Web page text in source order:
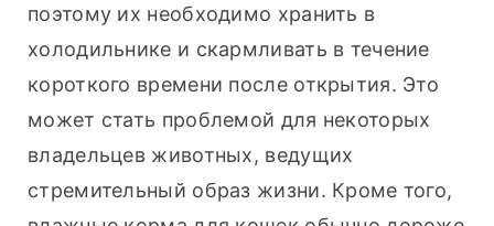
поэтому их необходимо хранить в
холодильнике и скармливать в течение
короткого времени после открытия. Это
может стать проблемой для некоторых
владельцев животных, ведущих
стремительный образ жизни. Кроме того,